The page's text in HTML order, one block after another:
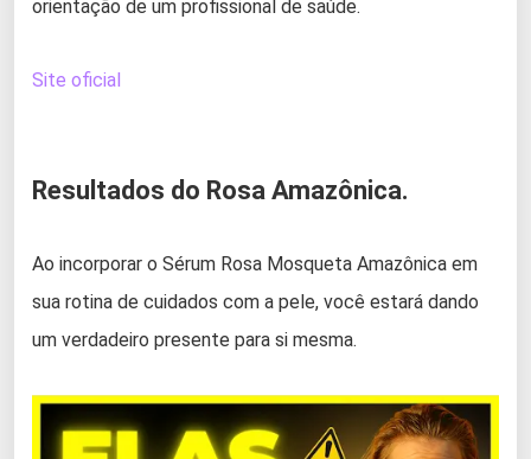
orientação de um profissional de saúde.
Site oficial
Resultados do Rosa Amazônica.
Ao incorporar o Sérum Rosa Mosqueta Amazônica em
sua rotina de cuidados com a pele, você estará dando
um verdadeiro presente para si mesma.